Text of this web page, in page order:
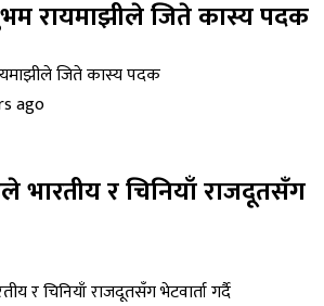
रायमाझीले जिते कास्य पदक
ago
भारतीय र चिनियाँ राजदूतसँग